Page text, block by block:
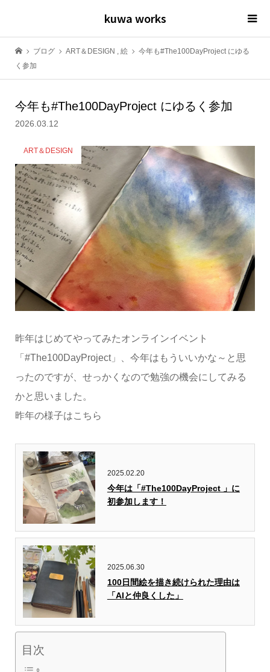
kuwa works
ブログ ART＆DESIGN , 絵
今年も#The100DayProject にゆる
く参加
今年も#The100DayProject にゆるく参加
2026.03.12
ART＆DESIGN
昨年はじめてやってみたオンラインイベント
「#The100DayProject」、今年はもういいかな～と思
ったのですが、せっかくなので勉強の機会にしてみる
かと思いました。
昨年の様子はこちら
2025.02.20
今年は「#The100DayProject 」に
初参加します！
2025.06.30
100日間絵を描き続けられた理由は
「AIと仲良くした」
目次